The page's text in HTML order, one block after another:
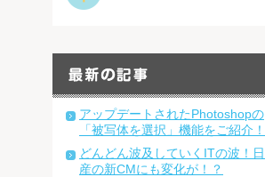
アップデートされたPhotoshopの
「被写体を選択」機能をご紹介！
どんどん波及していくITの波！日
産の新CMにも変化が！？